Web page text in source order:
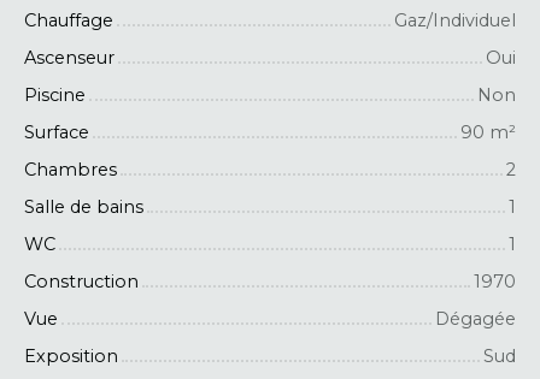
Chauffage
Gaz/Individuel
Ascenseur
Oui
Piscine
Non
Surface
90 m²
Chambres
2
Salle de bains
1
WC
1
Construction
1970
Vue
Dégagée
Exposition
Sud